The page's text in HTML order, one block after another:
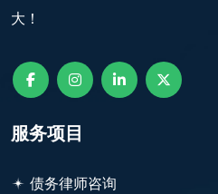
大！
服务项目
债务律师咨询